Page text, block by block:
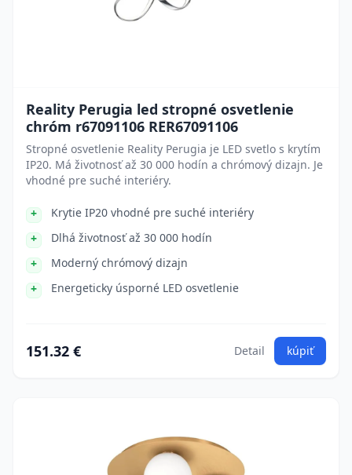
Reality Perugia led stropné osvetlenie
chróm r67091106 RER67091106
Stropné osvetlenie Reality Perugia je LED svetlo s krytím
IP20. Má životnosť až 30 000 hodín a chrómový dizajn. Je
vhodné pre suché interiéry.
Krytie IP20 vhodné pre suché interiéry
Dlhá životnosť až 30 000 hodín
Moderný chrómový dizajn
Energeticky úsporné LED osvetlenie
151.32 € Detail kúpiť